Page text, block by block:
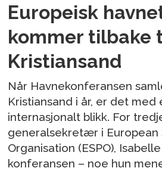
Europeisk
kommer tilbake
Kristiansand
Når Havnekonferansen
Kristiansand i år, er det med
internasjonalt blikk. For
generalsekretær i European
Organisation (ESPO),
konferansen – noe hun